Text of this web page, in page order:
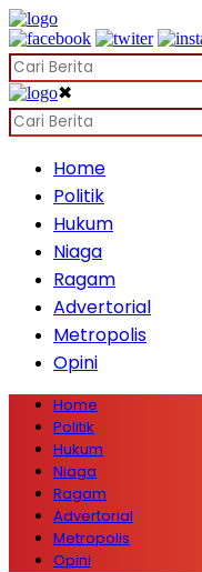
✖
Home
Politik
Hukum
Niaga
Ragam
Advertorial
Metropolis
Opini
Home
Politik
Hukum
Niaga
Ragam
Advertorial
Metropolis
Opini